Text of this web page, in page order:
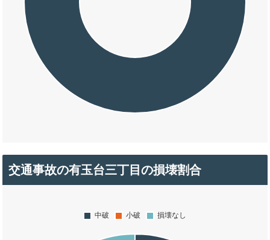
交通事故の有玉台三丁目の損壊割合